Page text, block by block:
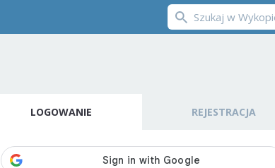
LOGOWANIE REJESTRACJA